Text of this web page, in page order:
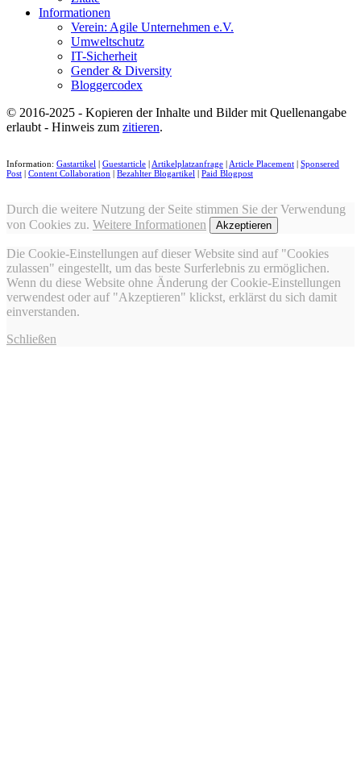
Informationen
Verein: Agile Unternehmen e.V.
Umweltschutz
IT-Sicherheit
Gender & Diversity
Bloggercodex
© 2016-2025 - Kopieren der Inhalte und Bilder mit Quellenangabe
erlaubt - Hinweis zum zitieren.
Information: Gastartikel | Guestarticle | Artikelplatzanfrage | Article Placement | Sponsered
Post | Content Collaboration | Bezahlter Blogartikel | Paid Blogpost
Durch die weitere Nutzung der Seite stimmen Sie der Verwendung
von Cookies zu. Weitere Informationen Akzeptieren
Die Cookie-Einstellungen auf dieser Website sind auf "Cookies
zulassen" eingestellt, um das beste Surferlebnis zu ermöglichen.
Wenn du diese Website ohne Änderung der Cookie-Einstellungen
verwendest oder auf "Akzeptieren" klickst, erklärst du sich damit
einverstanden.
Schließen